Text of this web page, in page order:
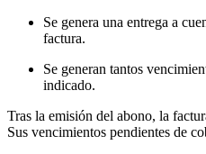
Se genera una entrega a
factura.
Se generan tantos
indicado.
Tras la emisión del abono, la
Sus vencimientos pendientes de